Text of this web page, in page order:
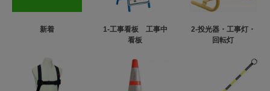
新着
1-工事看板 工事中
看板
2-投光器・工事灯・
回転灯